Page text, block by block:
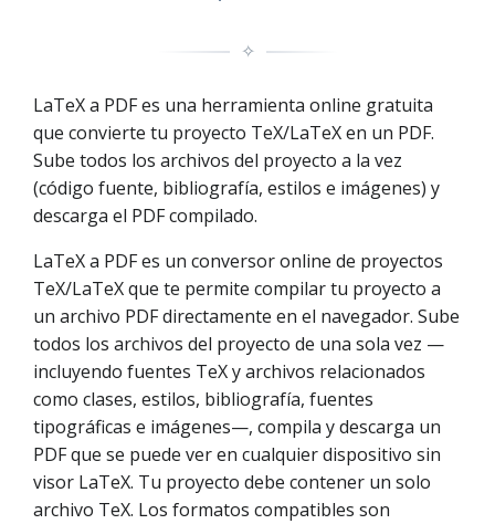
✧
LaTeX a PDF es una herramienta online gratuita
que convierte tu proyecto TeX/LaTeX en un PDF.
Sube todos los archivos del proyecto a la vez
(código fuente, bibliografía, estilos e imágenes) y
descarga el PDF compilado.
LaTeX a PDF es un conversor online de proyectos
TeX/LaTeX que te permite compilar tu proyecto a
un archivo PDF directamente en el navegador. Sube
todos los archivos del proyecto de una sola vez —
incluyendo fuentes TeX y archivos relacionados
como clases, estilos, bibliografía, fuentes
tipográficas e imágenes—, compila y descarga un
PDF que se puede ver en cualquier dispositivo sin
visor LaTeX. Tu proyecto debe contener un solo
archivo TeX. Los formatos compatibles son